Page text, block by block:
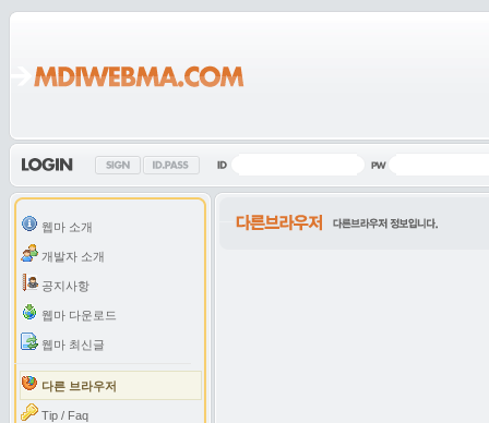
웹마 소개
개발자 소개
공지사항
웹마 다운로드
웹마 최신글
다른 브라우저
Tip / Faq